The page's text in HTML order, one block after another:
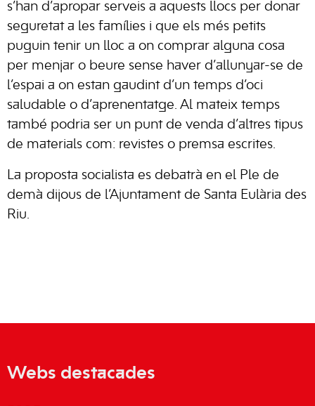
s’han d’apropar serveis a aquests llocs per donar
seguretat a les famílies i que els més petits
puguin tenir un lloc a on comprar alguna cosa
per menjar o beure sense haver d’allunyar-se de
l’espai a on estan gaudint d’un temps d’oci
saludable o d’aprenentatge. Al mateix temps
també podria ser un punt de venda d’altres tipus
de materials com: revistes o premsa escrites.
La proposta socialista es debatrà en el Ple de
demà dijous de l’Ajuntament de Santa Eulària des
Riu.
Webs destacades